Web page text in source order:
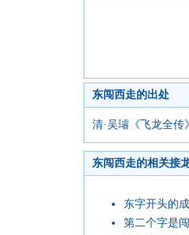
东闯西走的出处
清·吴璿《飞龙全
东闯西走的相关接
东字开头的
第二个字是